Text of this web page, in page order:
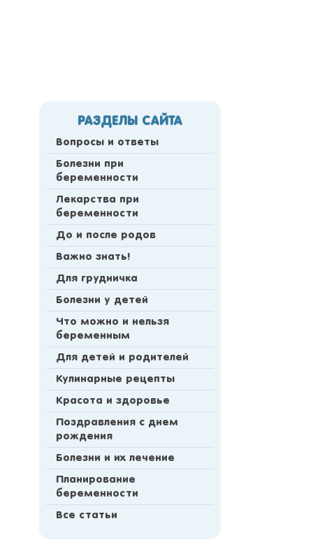
РАЗДЕЛЫ САЙТА
Вопросы и ответы
Болезни при
беременности
Лекарства при
беременности
До и после родов
Важно знать!
Для грудничка
Болезни у детей
Что можно и нельзя
беременным
Для детей и родителей
Кулинарные рецепты
Красота и здоровье
Поздравления с днем
рождения
Болезни и их лечение
Планирование
беременности
Все статьи